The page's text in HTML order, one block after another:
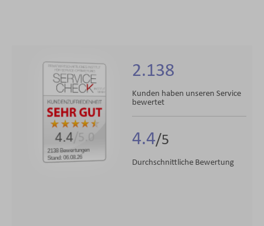
2138 Bewertungen
Stand: 06.08.26
4.4/5.0
2.138
Kunden haben unseren Service
bewertet
4.4
Durchschnittliche Bewertung